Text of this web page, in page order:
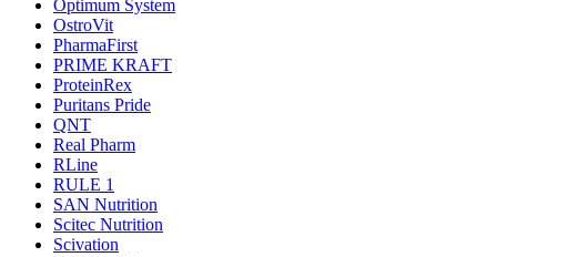
Optimum System
OstroVit
PharmaFirst
PRIME KRAFT
ProteinRex
Puritans Pride
QNT
Real Pharm
RLine
RULE 1
SAN Nutrition
Scitec Nutrition
Scivation